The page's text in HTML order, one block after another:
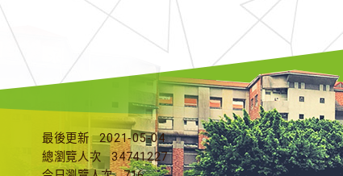
最後更新
2021-05-04
總瀏覽人次
34741227